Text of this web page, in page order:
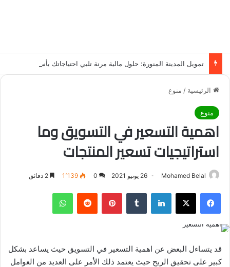
الرئيسية / منوع
منوع
اهمية التسعير في التسويق وما
استراتيجيات تسعير المنتجات
Mohamed Belal 26 يونيو 2021 0 1٬139
فيسبوك لينكدإن بينتيريست
قد يتساءل البعض عن اهمية التسعير في التسويق حيث يساعد بشكل
كبير على تحقيق الربح حيث يعتمد ذلك الأمر على العديد من العوامل